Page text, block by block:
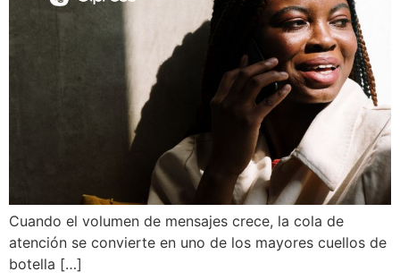
Cuando el volumen de mensajes crece, la cola de
atención se convierte en uno de los mayores cuellos de
botella […]